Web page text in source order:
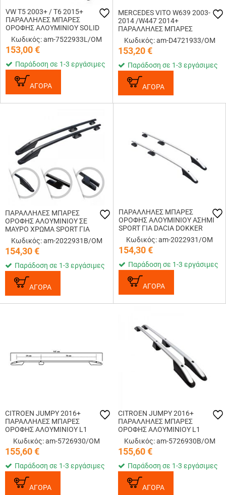
VW T5 2003+ / T6 2015+
ΠΑΡΑΛΛΗΛΕΣ ΜΠΑΡΕΣ
ΟΡΟΦΗΣ ΑΛΟΥΜΙΝΙΟΥ SOLID
L2 OMTEC - 2 TEM.
Κωδικός: am-7522933L/OM
153,00€
Παράδοση σε 1-3 εργάσιμες
ΑΓΟΡΑ
MERCEDES VITO W639 2003-
2014 /W447 2014+
ΠΑΡΑΛΛΗΛΕΣ ΜΠΑΡΕΣ
ΟΡΟΦΗΣ ΔΙΑΙΡΟΥΜΕΝΕΣ L1
ΑΛΟΥΜΙΝΙΟΥ ΑΣΗΜΙ ΟMTEC - 2
TEM.
Κωδικός: am-D4721933/OM
153,20€
Παράδοση σε 1-3 εργάσιμες
ΑΓΟΡΑ
ΠΑΡΑΛΛΗΛΕΣ ΜΠΑΡΕΣ
ΟΡΟΦΗΣ ΑΛΟΥΜΙΝΙΟΥ ΣΕ
ΜΑΥΡΟ ΧΡΩΜΑ SPORT ΓΙΑ
DACIA DOKKER 2012-2021
ΜΕΓΙΣΤΟ ΒΑΡΟΣ ΦΟΡΤΙΟΥ
75KG OMTEC - 2 TEM.
Κωδικός: am-2022931B/OM
154,30€
Παράδοση σε 1-3 εργάσιμες
ΑΓΟΡΑ
ΠΑΡΑΛΛΗΛΕΣ ΜΠΑΡΕΣ
ΟΡΟΦΗΣ ΑΛΟΥΜΙΝΙΟΥ ΑΣΗΜΙ
SPORT ΓΙΑ DACIA DOKKER
2012-2021 ΜΕΓΙΣΤΟ ΒΑΡΟΣ
ΦΟΡΤΙΟΥ 75KG OMTEC - 2 TEM.
Κωδικός: am-2022931/OM
154,30€
Παράδοση σε 1-3 εργάσιμες
ΑΓΟΡΑ
CITROEN JUMPY 2016+
ΠΑΡΑΛΛΗΛΕΣ ΜΠΑΡΕΣ
ΟΡΟΦΗΣ ΑΛΟΥΜΙΝΙΟΥ L1
ΑΣΗΜΙ (ΜΟΝΟ
ΔΙΑΚΟΣΜΗΤΙΚΕΣ)
Κωδικός: am-5726930/OM
155,60€
Παράδοση σε 1-3 εργάσιμες
ΑΓΟΡΑ
CITROEN JUMPY 2016+
ΠΑΡΑΛΛΗΛΕΣ ΜΠΑΡΕΣ
ΟΡΟΦΗΣ ΑΛΟΥΜΙΝΙΟΥ L1
ΜΑΥΡΕΣ (ΜΟΝΟ
ΔΙΑΚΟΣΜΗΤΙΚΕΣ)
Κωδικός: am-5726930B/OM
155,60€
Παράδοση σε 1-3 εργάσιμες
ΑΓΟΡΑ